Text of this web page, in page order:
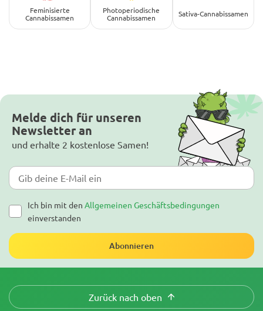
Feminisierte
Cannabissamen
Photoperiodische
Cannabissamen
Sativa-Cannabissamen
Melde dich für unseren
Newsletter an
und erhalte 2 kostenlose Samen!
Ich bin mit den Allgemeinen Geschäftsbedingungen
einverstanden
Abonnieren
Zurück nach oben